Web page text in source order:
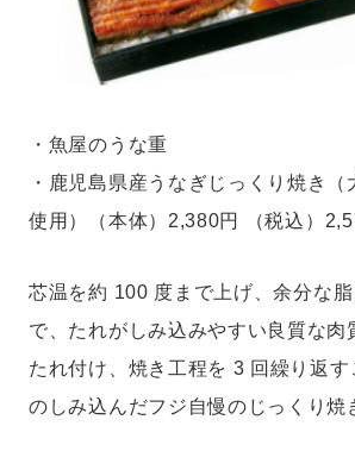
・魚屋のうな重
・鹿児島県産うなぎじっくり焼き
使用）（本体）2,380円 （税込）
芯温を約 100 度まで上げ、余分な
で、たれがしみ込みやすい良質な肉
たれ付け、焼き工程を 3 回繰り返
のしみ込んだフジ自慢のじっくり焼